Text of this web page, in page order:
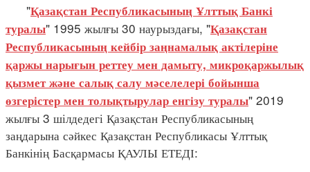
"Қазақстан Республикасының Ұлттық Банкі
туралы" 1995 жылғы 30 наурыздағы, "Қазақстан
Республикасының кейбір заңнамалық актілеріне
қаржы нарығын реттеу мен дамыту, микроқаржылық
қызмет және салық салу мәселелері бойынша
өзгерістер мен толықтырулар енгізу туралы" 2019
жылғы 3 шілдедегі Қазақстан Республикасының
заңдарына сәйкес Қазақстан Республикасы Ұлттық
Банкінің Басқармасы ҚАУЛЫ ЕТЕДІ: